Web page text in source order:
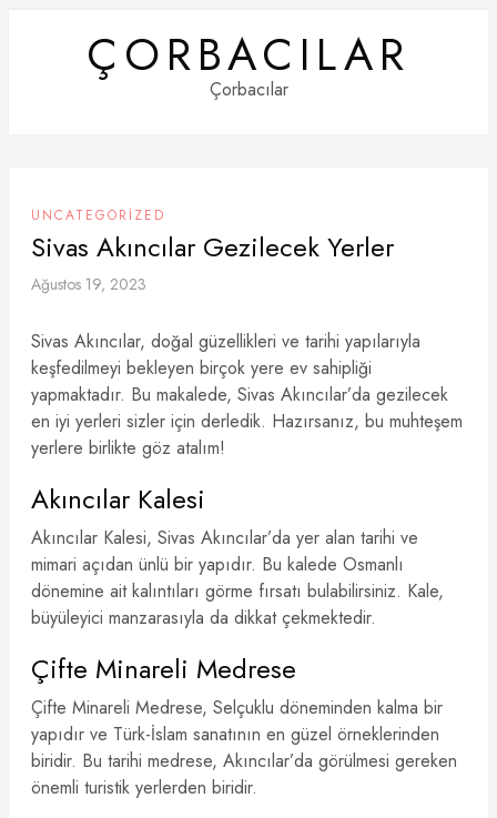
ÇORBACILAR
Çorbacılar
UNCATEGORIZED
Sivas Akıncılar Gezilecek Yerler
Ağustos 19, 2023
Sivas Akıncılar, doğal güzellikleri ve tarihi yapılarıyla
keşfedilmeyi bekleyen birçok yere ev sahipliği
yapmaktadır. Bu makalede, Sivas Akıncılar’da gezilecek
en iyi yerleri sizler için derledik. Hazırsanız, bu muhteşem
yerlere birlikte göz atalım!
Akıncılar Kalesi
Akıncılar Kalesi, Sivas Akıncılar’da yer alan tarihi ve
mimari açıdan ünlü bir yapıdır. Bu kalede Osmanlı
dönemine ait kalıntıları görme fırsatı bulabilirsiniz. Kale,
büyüleyici manzarasıyla da dikkat çekmektedir.
Çifte Minareli Medrese
Çifte Minareli Medrese, Selçuklu döneminden kalma bir
yapıdır ve Türk-İslam sanatının en güzel örneklerinden
biridir. Bu tarihi medrese, Akıncılar’da görülmesi gereken
önemli turistik yerlerden biridir.